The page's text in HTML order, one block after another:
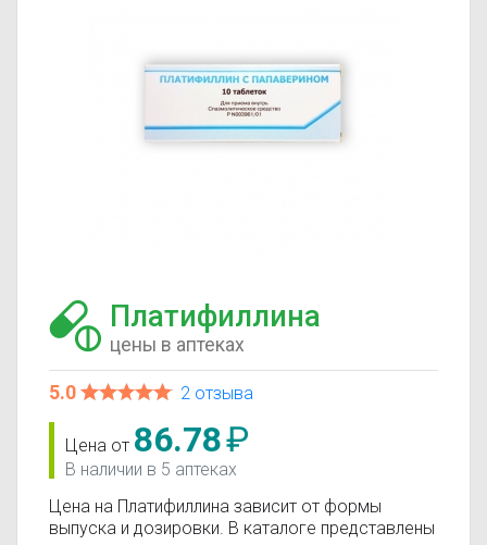
Платифиллина
цены в аптеках
5.0 2 отзыва
Цена от 86.78₽
В наличии в 5 аптеках
Цена на Платифиллина зависит от формы
выпуска и дозировки. В каталоге представлены